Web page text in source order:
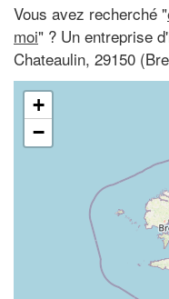
Vous avez recherché "
moi" ? Un entreprise
Chateaulin, 29150
+
−